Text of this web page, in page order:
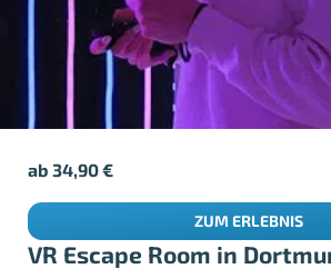
VR Escape Room in
ab34,90€
ZUM ERLEBNIS